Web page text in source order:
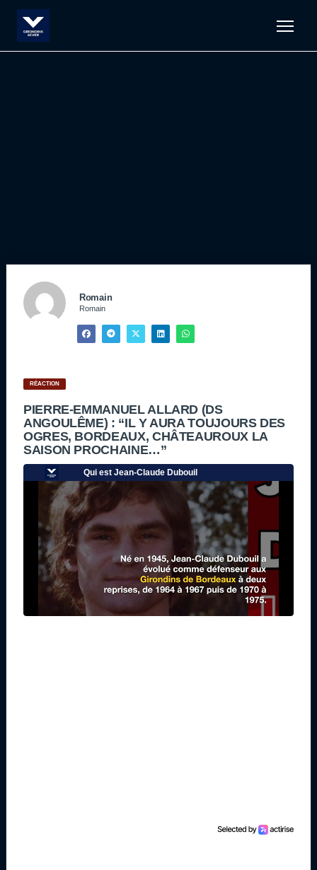
Romain
Romain
RÉACTION
PIERRE-EMMANUEL ALLARD (DS
ANGOULÊME) : “IL Y AURA TOUJOURS DES
OGRES, BORDEAUX, CHÂTEAUROUX LA
SAISON PROCHAINE…”